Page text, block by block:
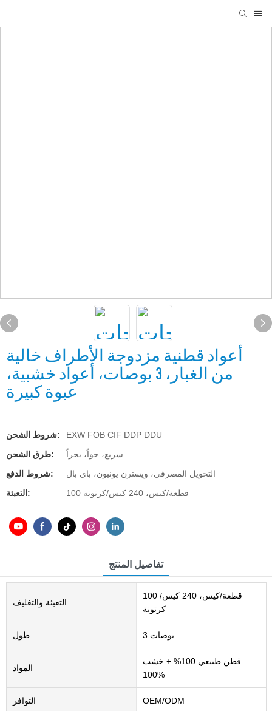
أعواد قطنية مزدوجة الأطراف خالية
من الغبار، 3 بوصات، أعواد خشبية،
عبوة كبيرة
شروط الشحن:
EXW FOB CIF DDP DDU
طرق الشحن:
سريع، جواً، بحراً
شروط الدفع:
التحويل المصرفي، ويسترن يونيون، باي بال
التعبئة:
100 قطعة/كيس، 240 كيس/كرتونة
تفاصيل المنتج
التعبئة والتغليف
100 قطعة/كيس، 240 كيس/
كرتونة
طول 3 بوصات
المواد
قطن طبيعي 100% + خشب
100%
التوافر OEM/ODM